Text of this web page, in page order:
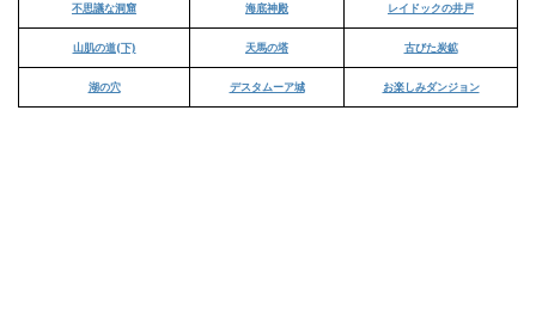
不思議な洞窟 海底神殿 レイドックの井戸
山肌の道(下) 天馬の塔 古びた炭鉱
湖の穴 デスタムーア城 お楽しみダンジョン